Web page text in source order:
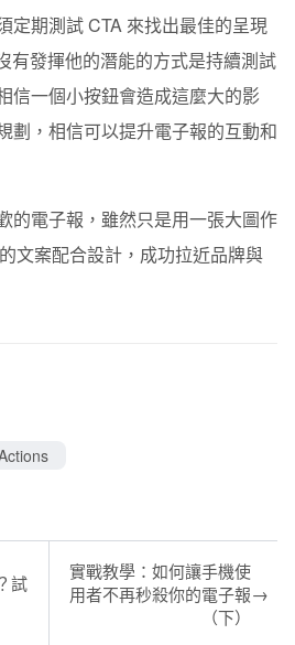
定期測試 CTA 來找出最佳的呈現
有發揮他的潛能的方式是持續測試
信一個小按鈕會造成這麼大的影
劃，相信可以提升電子報的互動和
的電子報，雖然只是用一張大圖作
文案配合設計，成功拉近品牌與
試
實戰教學：如何讓手機使
用者不再秒殺你的電子報
（下）
→